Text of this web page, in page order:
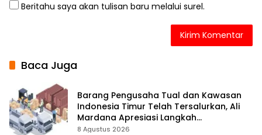
Beritahu saya akan tulisan baru melalui surel.
Baca Juga
Barang Pengusaha Tual dan Kawasan
Indonesia Timur Telah Tersalurkan, Ali
Mardana Apresiasi Langkah
Penyelesaian PT Afid Logistik dan PT
8 Agustus 2026